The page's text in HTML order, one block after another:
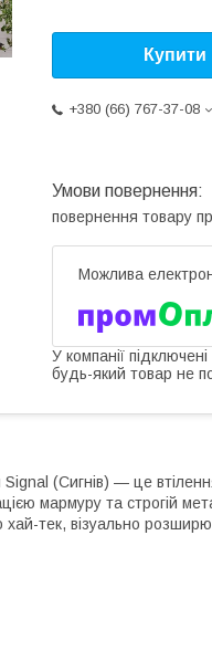
Купити
+380 (66) 767-37-08
повернення товару
У компанії
будь-який товар не
Signal (Сигнів) — це
мармуру та строгій
хай-тек, візуально